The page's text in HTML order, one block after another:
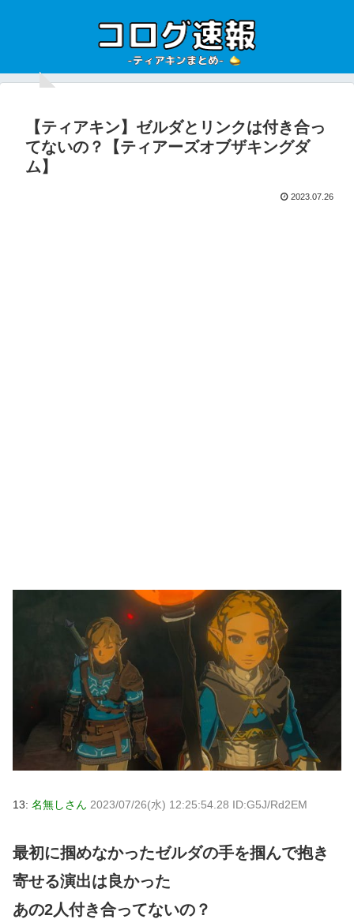
【ティアキン】ゼルダとリンクは付き合っ
てないの？【ティアーズオブザキングダ
ム】
2023.07.26
13: 名無しさん 2023/07/26(水) 12:25:54.28 ID:G5J/Rd2EM
最初に掴めなかったゼルダの手を掴んで抱き
寄せる演出は良かった
あの2人付き合ってないの？